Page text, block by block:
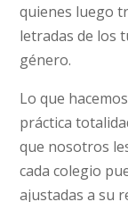
quienes luego
letradas de los
género.
Lo que
práctica
que nosotros
cada colegio
ajustadas a su